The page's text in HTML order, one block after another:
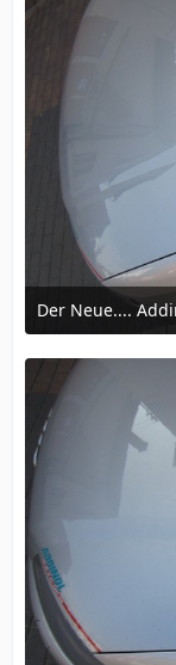
Der Neue....
12.